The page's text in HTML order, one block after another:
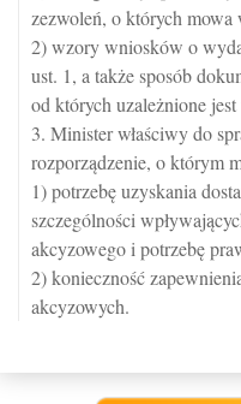
zezwoleń, o których mowa
2) wzory wniosków o
ust. 1, a także sposób
od których uzależnione
3. Minister właściwy do
rozporządzenie, o którym
1) potrzebę uzyskania
szczególności
akcyzowego i potrzebę
2) konieczność
akcyzowych.